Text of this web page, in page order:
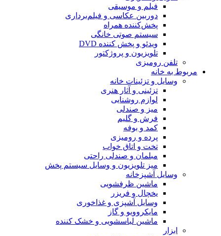
فیلم و موسیقی
دوربین عکاسی و فیلم‌برداری
پخش‌کننده همراه
سیستم صوتی خانگی
ویدئو و پخش کننده DVD
تلویزیون و پروژکتور
تلفن رومیزی
مربوط به خانه
وسایل و تزئینات خانه
تزئینی و آثار هنری
لوازم روشنایی
میز و صندلی
فرش و گلیم
کمد و بوفه
پرده و رومیزی
تخت و اتاق خواب
مبلمان و صندلی راحتی
میز تلویزیون و وسایل سیستم پخش
وسایل آشپزخانه
ماشین ظرفشویی
یخچال و فریزر
وسایل آشپزی و غذاخوری
مایکروویو و گاز
ماشین لباسشویی و خشک کننده
ابزار